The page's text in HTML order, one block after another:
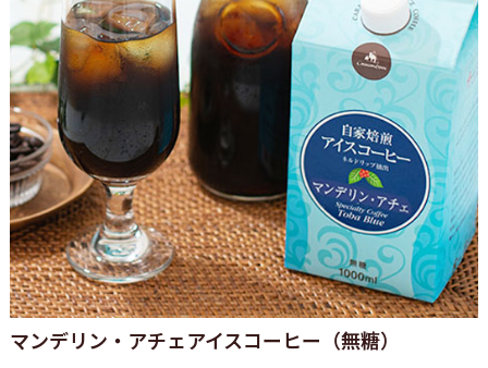
マンデリン・アチェアイスコーヒー（無糖）